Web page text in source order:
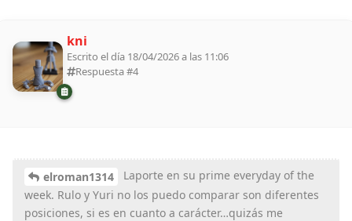
kni
Escrito el día 18/04/2026 a las 11:06
Respuesta #4
elroman1314
Laporte en su prime everyday of the
week. Rulo y Yuri no los puedo comparar son diferentes
posiciones, si es en cuanto a carácter…quizás me